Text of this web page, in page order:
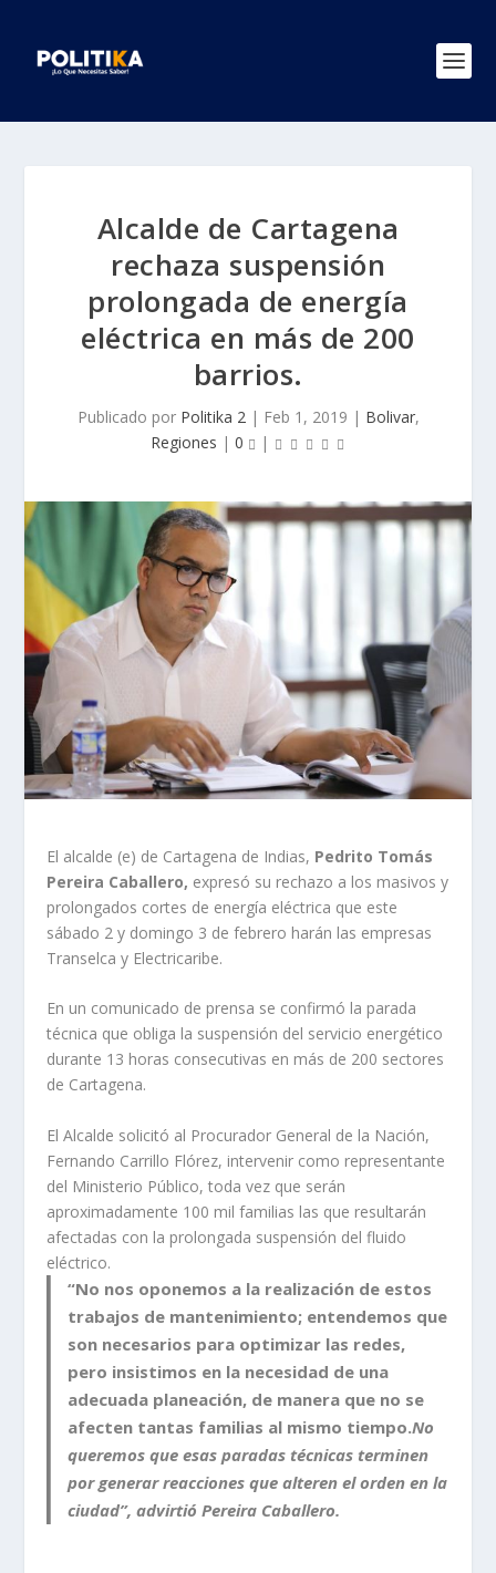
Alcalde de Cartagena
rechaza suspensión
prolongada de energía
eléctrica en más de 200
barrios.
Publicado por Politika 2| Feb 1, 2019 | Bolivar,
Regiones | 0 |
El alcalde (e) de Cartagena de Indias, Pedrito Tomás
Pereira Caballero, expresó su rechazo a los masivos y
prolongados cortes de energía eléctrica que este
sábado 2 y domingo 3 de febrero harán las empresas
Transelca y Electricaribe.
En un comunicado de prensa se confirmó la parada
técnica que obliga la suspensión del servicio energético
durante 13 horas consecutivas en más de 200 sectores
de Cartagena.
El Alcalde solicitó al Procurador General de la Nación,
Fernando Carrillo Flórez, intervenir como representante
del Ministerio Público, toda vez que serán
aproximadamente 100 mil familias las que resultarán
afectadas con la prolongada suspensión del fluido
eléctrico.
“No nos oponemos a la realización de estos
trabajos de mantenimiento; entendemos que
son necesarios para optimizar las redes,
pero insistimos en la necesidad de una
adecuada planeación, de manera que no se
afecten tantas familias al mismo tiempo.No
queremos que esas paradas técnicas terminen
por generar reacciones que alteren el orden en la
ciudad”, advirtió Pereira Caballero.